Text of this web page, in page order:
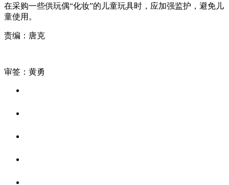
在采购一些供玩偶“化妆”的儿童玩具时，应加强监护，避免儿
童使用。
责编：唐克
审签：黄勇